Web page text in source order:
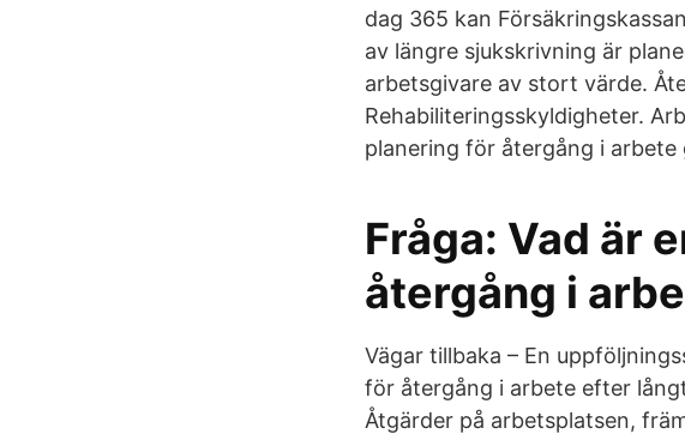
dag 365 kan
av längre sjukskrivning är
arbetsgivare av stort värde.
Rehabiliteringsskyldigheter.
planering för återgång i arbete
Fråga: Vad är
återgång i
Vägar tillbaka – En
för återgång i arbete efter
Åtgärder på arbetsplatsen,